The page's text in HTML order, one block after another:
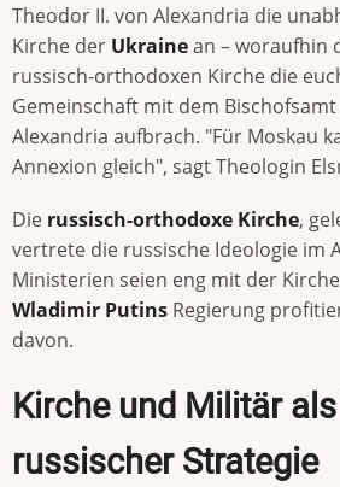
Theodor II. von Alexandria die
Kirche der Ukrainean – woraufhin
russisch-orthodoxen Kirche die
Gemeinschaft mit dem
Alexandria aufbrach. "Für Moskau
Annexion gleich", sagt Theologin
Die russisch-orthodoxe Kirche,
vertrete die russische Ideologie im
Ministerien seien eng mit der
Wladimir Putins Regierung
davon.
Kirche und Militär
russischer Strategie